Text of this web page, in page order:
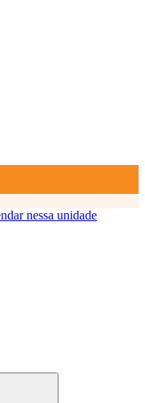
nessa unidade